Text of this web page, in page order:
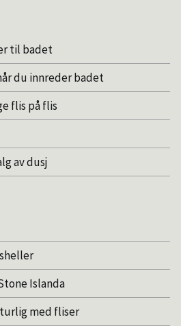
til badet
du innreder badet
flis på flis
av dusj
Islanda
med fliser